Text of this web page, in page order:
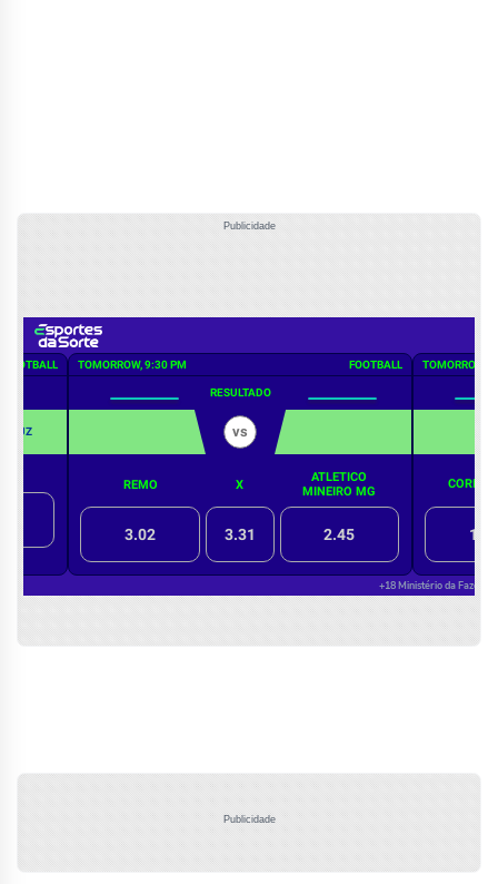
Publicidade
Publicidade